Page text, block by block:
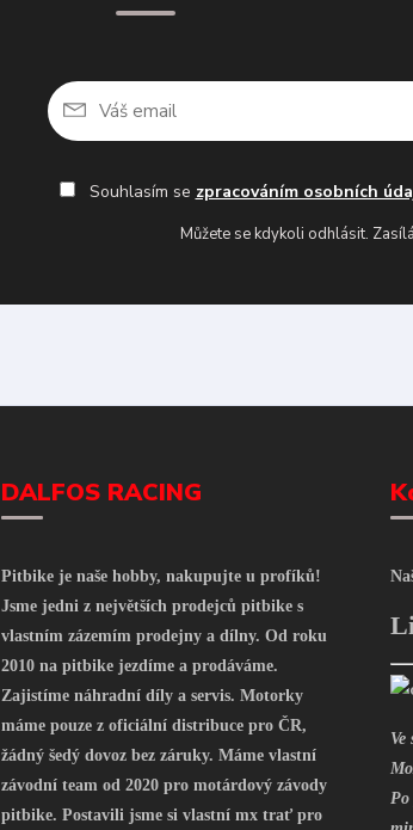
Souhlasím se zpracováním osobních
Můžete se kdykoli odhlásit.
DALFOS RACING
Pitbike je naše hobby, nakupujte u profíků!
Jsme jedni z největších prodejců pitbike s
vlastním zázemím prodejny a dílny. Od roku
2010 na pitbike jezdíme a prodáváme.
Zajistíme náhradní díly a servis. Motorky
máme pouze z oficiální distribuce pro ČR,
žádný šedý dovoz bez záruky. Máme vlastní
závodní team od 2020 pro motárdový závody
pitbike. Postavili jsme si vlastní mx trať pro
Ve
Po